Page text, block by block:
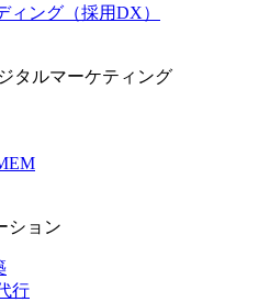
ィング（採用DX）
タルマーケティング
ション
行